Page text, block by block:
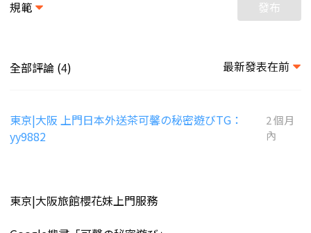
規範 發布
全部評論 (4) 最新發表在前
東京|大阪 上門日本外送茶可馨の秘密遊びTG：
yy9882
2 個月
內
東京|大阪旅館櫻花妹上門服務